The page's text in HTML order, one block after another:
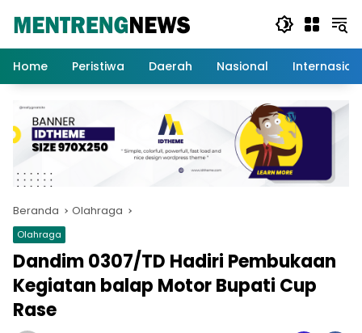
Home
Peristiwa Daerah Nasional
Beranda Olahraga
Olahraga
Dandim 0307/TD Hadiri Pembukaan
Kegiatan balap Motor Bupati Cup
Rase